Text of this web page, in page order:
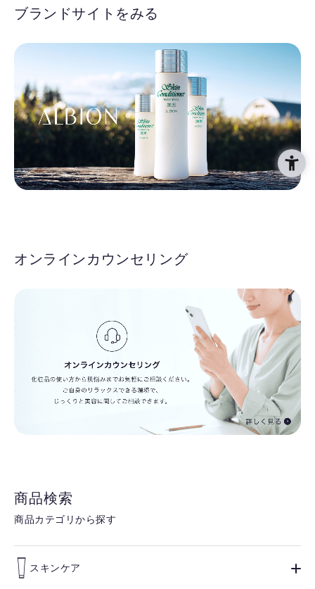
ブランドサイトをみる
オンラインカウンセリング
商品検索
商品カテゴリから探す
スキンケア